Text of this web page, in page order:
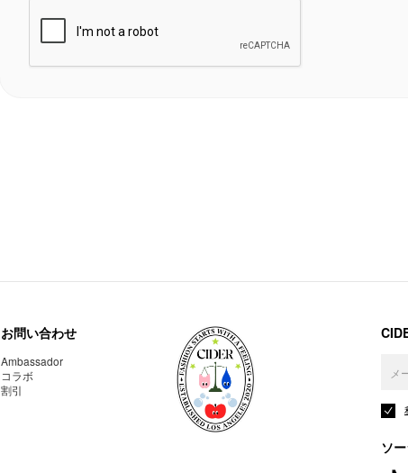
お問い合わせ
Ambassador
コラボ
割引
ソ